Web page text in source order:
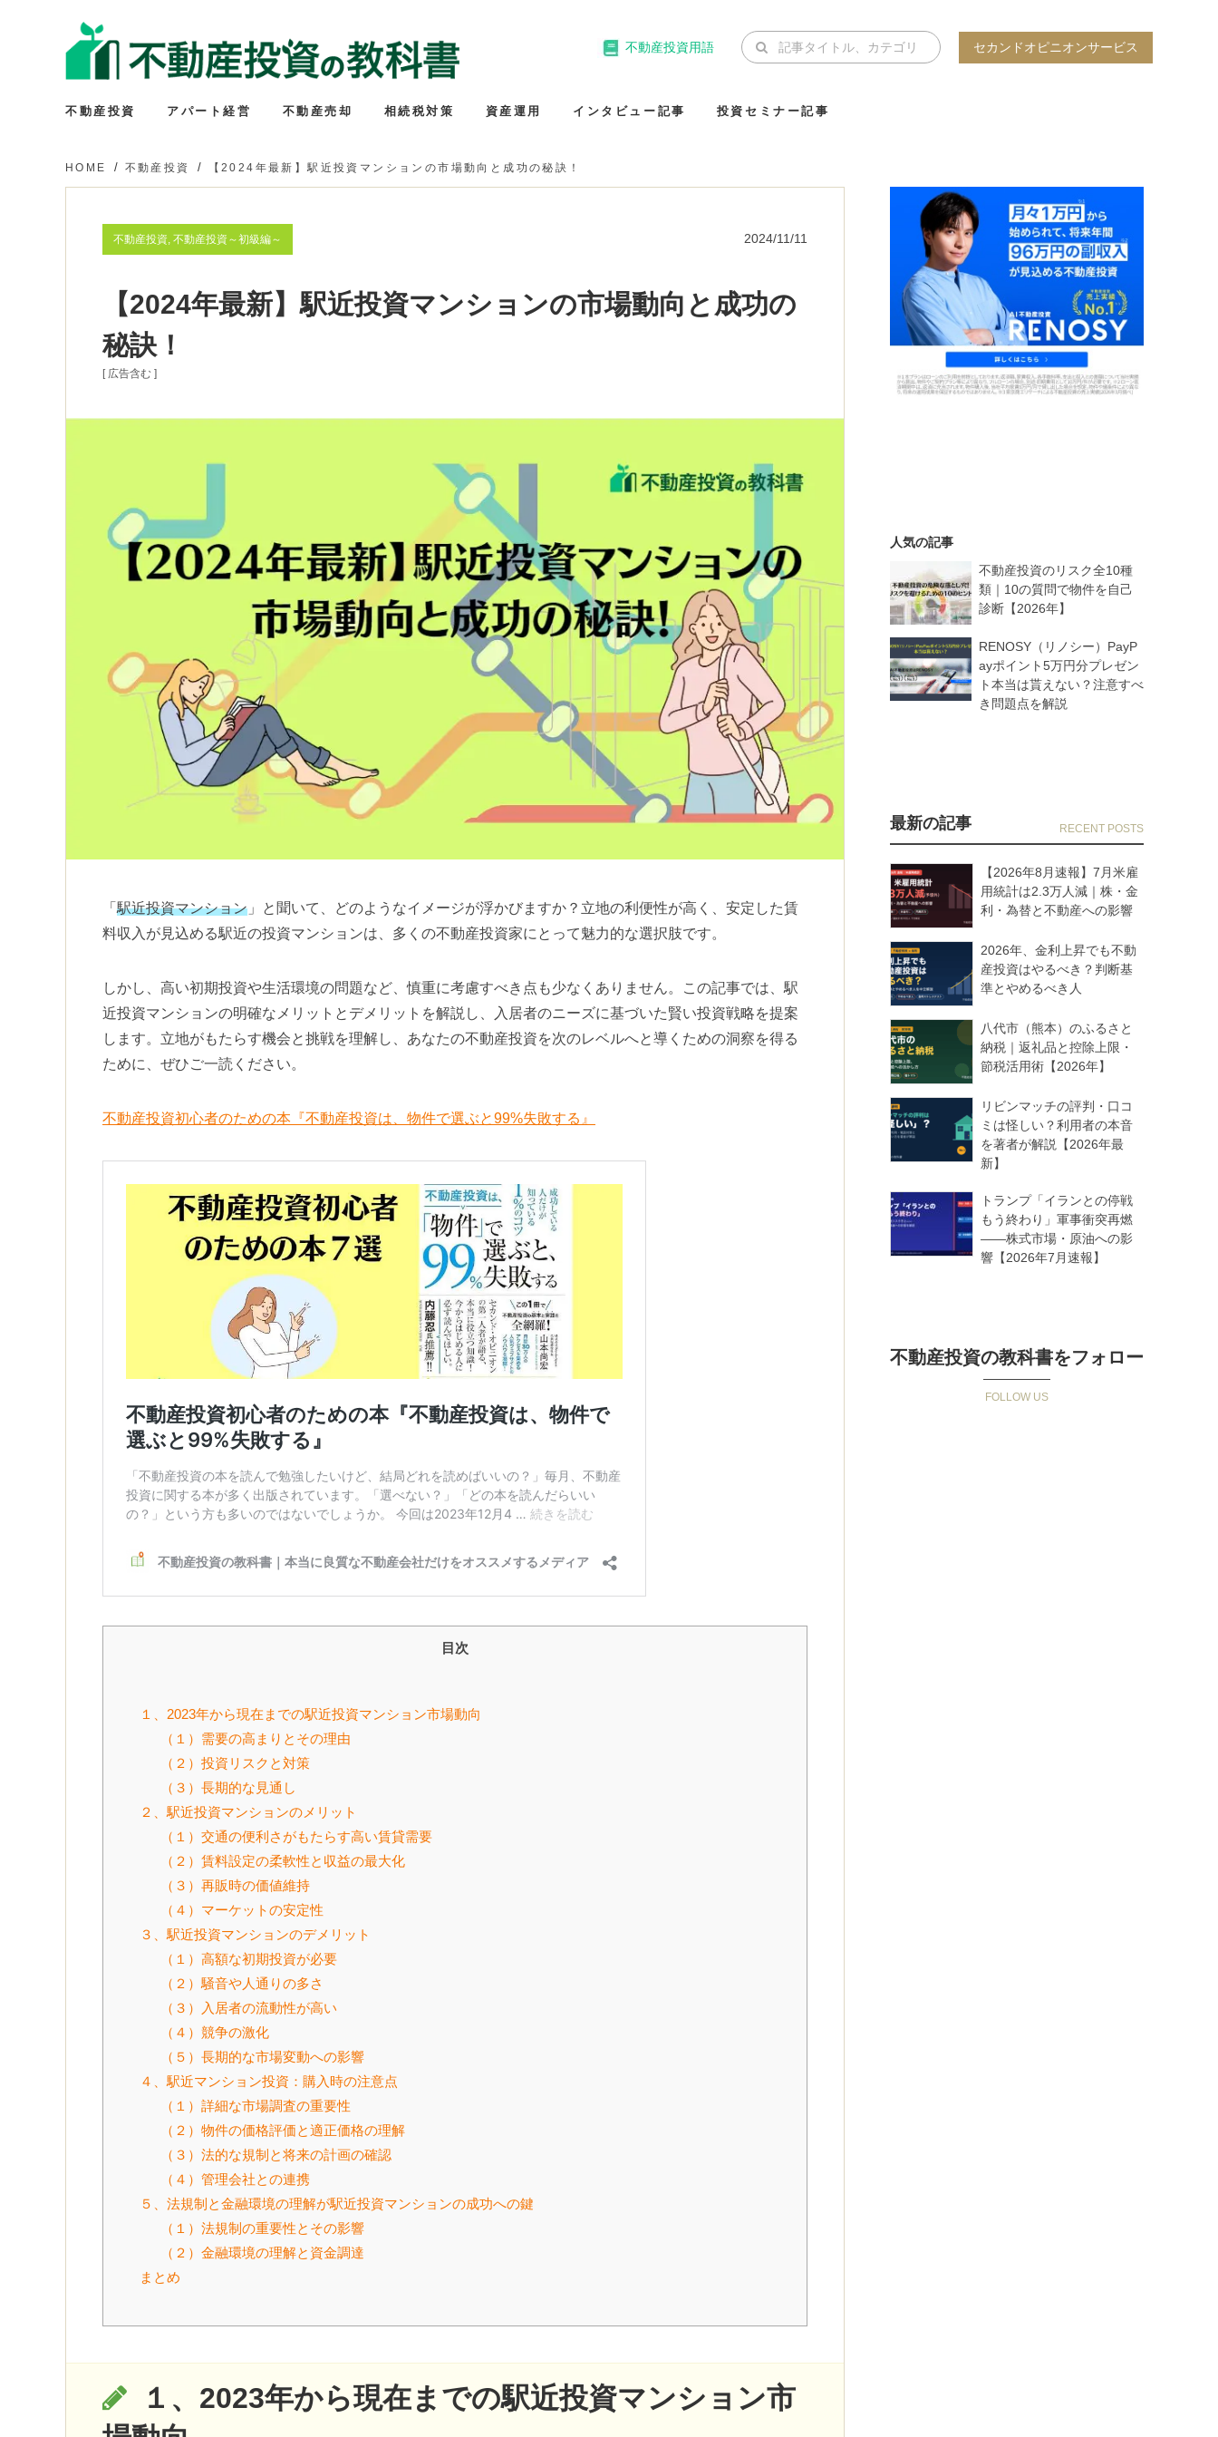
不動産投資用語 セカンドオピニオンサービス
不動産投資 アパート経営 不動産売却 相続税対策 資産運用 インタビュー記事 投資セミナー記事
HOME 不動産投資 【2024年最新】駅近投資マンションの市場動向と成功の秘訣！
不動産投資, 不動産投資～初級編～ 2024/11/11
【2024年最新】駅近投資マンションの市場動向と成功の
秘訣！
[ 広告含む ]
「 駅近投資マンション 」と聞いて、どのようなイメージが浮かびますか？立地の利便性が高く、安定した賃
料収入が見込める駅近の投資マンションは、多くの不動産投資家にとって魅力的な選択肢です。
しかし、高い初期投資や生活環境の問題など、慎重に考慮すべき点も少なくありません。この記事では、駅
近投資マンションの明確なメリットとデメリットを解説し、入居者のニーズに基づいた賢い投資戦略を提案
します。立地がもたらす機会と挑戦を理解し、あなたの不動産投資を次のレベルへと導くための洞察を得る
ために、ぜひご一読ください。
不動産投資初心者のための本『不動産投資は、物件で選ぶと99%失敗する』
目次
１、2023年から現在までの駅近投資マンション市場動向
（１）需要の高まりとその理由
（２）投資リスクと対策
（３）長期的な見通し
２、駅近投資マンションのメリット
（１）交通の便利さがもたらす高い賃貸需要
（２）賃料設定の柔軟性と収益の最大化
（３）再販時の価値維持
（４）マーケットの安定性
３、駅近投資マンションのデメリット
（１）高額な初期投資が必要
（２）騒音や人通りの多さ
（３）入居者の流動性が高い
（４）競争の激化
（５）長期的な市場変動への影響
４、駅近マンション投資：購入時の注意点
（１）詳細な市場調査の重要性
（２）物件の価格評価と適正価格の理解
（３）法的な規制と将来の計画の確認
（４）管理会社との連携
５、法規制と金融環境の理解が駅近投資マンションの成功への鍵
（１）法規制の重要性とその影響
（２）金融環境の理解と資金調達
まとめ
１、2023年から現在までの駅近投資マンション市
不動産投資のリスク全10種
類｜10の質問で物件を自己
診断【2026年】
RENOSY（リノシー）PayP
ayポイント5万円分プレゼン
ト本当は貰えない？注意すべ
き問題点を解説
人気の記事
最新の記事
【2026年8月速報】7月米雇
用統計は2.3万人減｜株・金
利・為替と不動産への影響
2026年、金利上昇でも不動
産投資はやるべき？判断基
準とやめるべき人
八代市（熊本）のふるさと
納税｜返礼品と控除上限・
節税活用術【2026年】
リビンマッチの評判・口コ
ミは怪しい？利用者の本音
を著者が解説【2026年最
新】
トランプ「イランとの停戦
もう終わり」軍事衝突再燃
——株式市場・原油への影
響【2026年7月速報】
不動産投資の教科書をフォロー